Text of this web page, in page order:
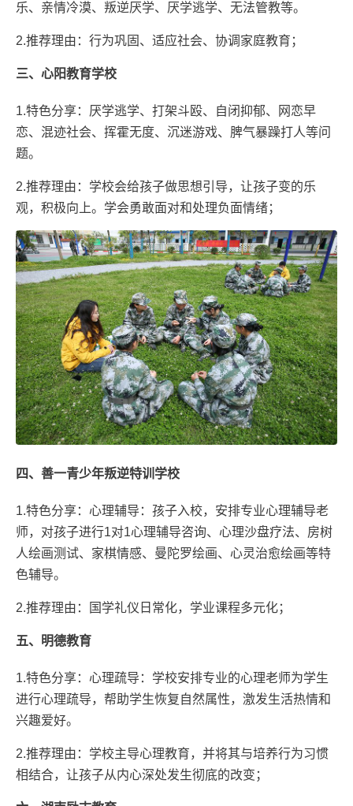
乐、亲情冷漠、叛逆厌学、厌学逃学、无法管教等。
2.推荐理由：行为巩固、适应社会、协调家庭教育；
三、心阳教育学校
1.特色分享：厌学逃学、打架斗殴、自闭抑郁、网恋早
恋、混迹社会、挥霍无度、沉迷游戏、脾气暴躁打人等问
题。
2.推荐理由：学校会给孩子做思想引导，让孩子变的乐
观，积极向上。学会勇敢面对和处理负面情绪；
四、善一青少年叛逆特训学校
1.特色分享：心理辅导：孩子入校，安排专业心理辅导老
师，对孩子进行1对1心理辅导咨询、心理沙盘疗法、房树
人绘画测试、家棋情感、曼陀罗绘画、心灵治愈绘画等特
色辅导。
2.推荐理由：国学礼仪日常化，学业课程多元化；
五、明德教育
1.特色分享：心理疏导：学校安排专业的心理老师为学生
进行心理疏导，帮助学生恢复自然属性，激发生活热情和
兴趣爱好。
2.推荐理由：学校主导心理教育，并将其与培养行为习惯
相结合，让孩子从内心深处发生彻底的改变；